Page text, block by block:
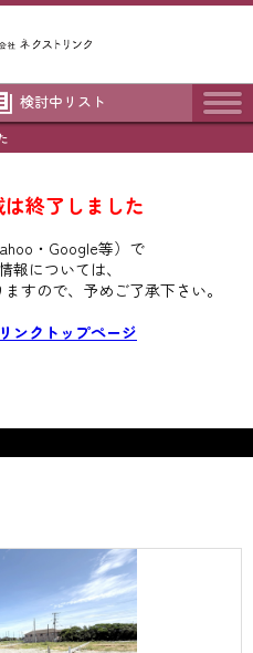
検討中リスト
終了しました
・Google等）で
報については、
すので、 予めご了承下さい。
ンクトップページ